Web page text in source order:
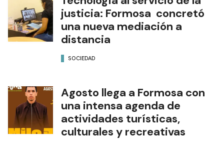
justicia: Formosa concretó
una nueva mediación a
distancia
SOCIEDAD
Agosto llega a Formosa con
una intensa agenda de
actividades turísticas,
culturales y recreativas